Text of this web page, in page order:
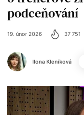
podceňování
Ilona Kleníková
19. únor 2026 37 751